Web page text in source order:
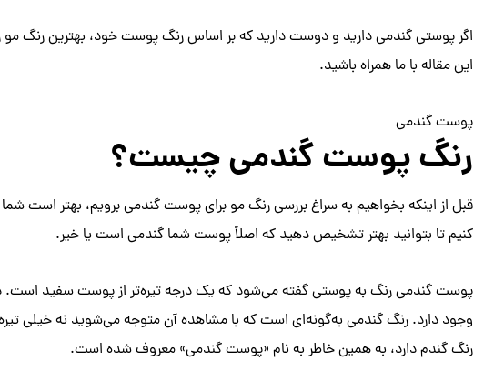
اگر پوستی گندمی دارید و دوست دارید که بر اساس رنگ پوست خود، بهترین رنگ مو
این مقاله با ما همراه باشید.
پوست گندمی
رنگ پوست گندمی چیست؟
قبل از اینکه بخواهیم به سراغ بررسی رنگ مو برای پوست گندمی برویم، بهتر است
کنیم تا بتوانید بهتر تشخیص دهید که اصلاً پوست شما گندمی است یا خیر.
پوست گندمی رنگ به پوستی گفته می‌شود که یک درجه تیره‌تر از پوست سفید است.
وجود دارد. رنگ گندمی به‌گونه‌ای است که با مشاهده آن متوجه می‌شوید نه خیلی
رنگ گندم دارد، به همین خاطر به نام «پوست گندمی» معروف شده است.